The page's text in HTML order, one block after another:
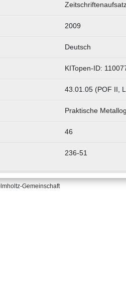
2009
Deutsch
KITopen-ID:
43.01.05 (POF II,
Praktische
46
236-51
Gemeinschaft